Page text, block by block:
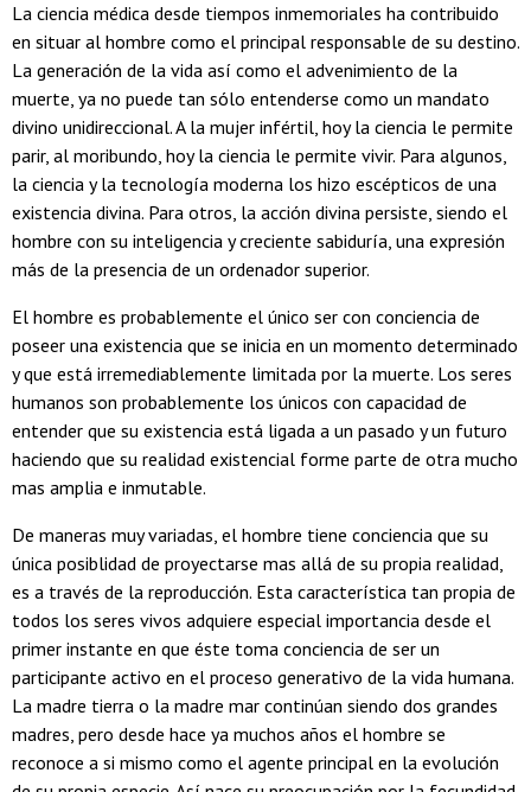
La ciencia médica desde tiempos inmemoriales ha contribuido
en situar al hombre como el principal responsable de su destino.
La generación de la vida así como el advenimiento de la
muerte, ya no puede tan sólo entenderse como un mandato
divino unidireccional. A la mujer infértil, hoy la ciencia le permite
parir, al moribundo, hoy la ciencia le permite vivir. Para algunos,
la ciencia y la tecnología moderna los hizo escépticos de una
existencia divina. Para otros, la acción divina persiste, siendo el
hombre con su inteligencia y creciente sabiduría, una expresión
más de la presencia de un ordenador superior.
El hombre es probablemente el único ser con conciencia de
poseer una existencia que se inicia en un momento determinado
y que está irremediablemente limitada por la muerte. Los seres
humanos son probablemente los únicos con capacidad de
entender que su existencia está ligada a un pasado y un futuro
haciendo que su realidad existencial forme parte de otra mucho
mas amplia e inmutable.
De maneras muy variadas, el hombre tiene conciencia que su
única posiblidad de proyectarse mas allá de su propia realidad,
es a través de la reproducción. Esta característica tan propia de
todos los seres vivos adquiere especial importancia desde el
primer instante en que éste toma conciencia de ser un
participante activo en el proceso generativo de la vida humana.
La madre tierra o la madre mar continúan siendo dos grandes
madres, pero desde hace ya muchos años el hombre se
reconoce a si mismo como el agente principal en la evolución